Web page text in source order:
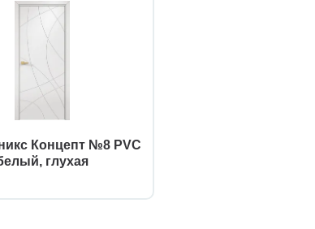
Концепт №8 PVC
глухая